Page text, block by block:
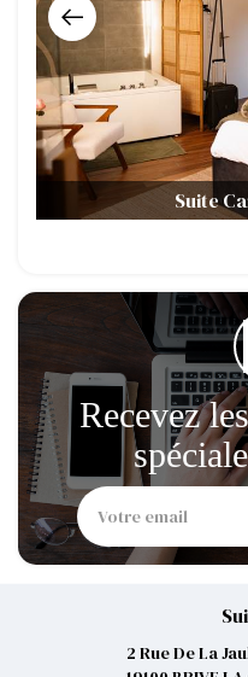
Suite
Recevez
2 Rue De La